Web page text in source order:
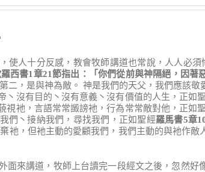
使人十分反感，教會牧師講道也常說，人人必
西書1章21節指出 ： 「你們從前與神隔絕 ， 因著
二，是與神為敵。 神是我們的天父，我們應該
丶沒有目的丶沒有意義丶沒有價值的人生，正如
視衪，言語常常譭謗衪，行為常常敵對他，正如
們丶接納我們，尋找我們，正如聖經羅馬書5章
衪，但衪主動的愛顧我們，我們主動的與衪作
面來講道，牧師上台讀完一段經文之後，忽然好